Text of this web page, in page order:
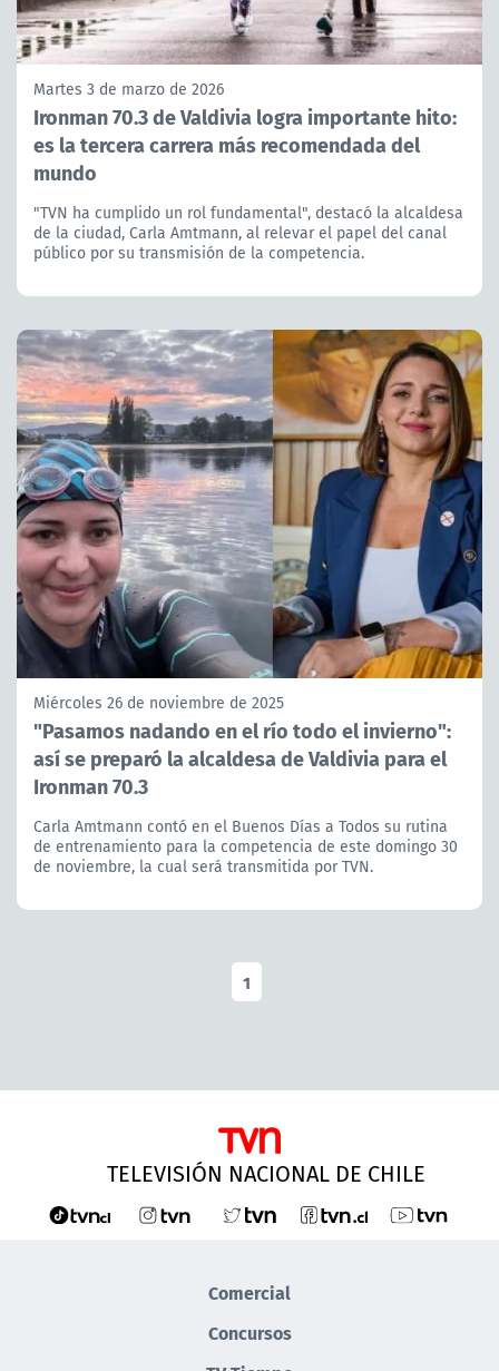
Martes 3 de marzo de 2026
Ironman 70.3 de Valdivia logra importante hito:
es la tercera carrera más recomendada del
mundo
"TVN ha cumplido un rol fundamental", destacó la alcaldesa
de la ciudad, Carla Amtmann, al relevar el papel del canal
público por su transmisión de la competencia.
Miércoles 26 de noviembre de 2025
"Pasamos nadando en el río todo el invierno":
así se preparó la alcaldesa de Valdivia para el
Ironman 70.3
Carla Amtmann contó en el Buenos Días a Todos su rutina
de entrenamiento para la competencia de este domingo 30
de noviembre, la cual será transmitida por TVN.
1
TELEVISIÓN NACIONAL DE CHILE
Comercial
Concursos